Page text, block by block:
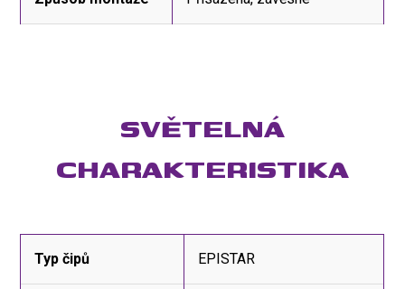
SVĚTELNÁ
CHARAKTERISTIKA
Typ čipů EPISTAR